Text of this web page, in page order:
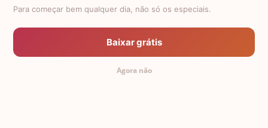
FALTAM 3 DIAS PARA O MEU
ANIVERSÁRIO
Para começar bem qualquer dia, não só os especiais.
Baixar grátis
Agora não